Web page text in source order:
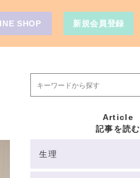
Article
記事を読む
生理
SHOP 新規会員登録